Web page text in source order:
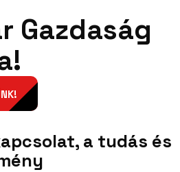
Gazdaság
a tudás és